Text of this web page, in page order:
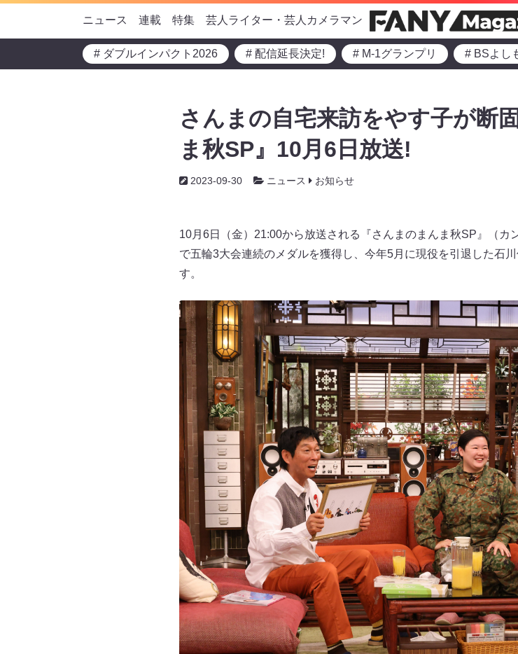
ニュース 連載 特集 芸人ライター・芸人カメラマン
# ダブルインパクト2026 # 配信延長決定! # M-1グランプリ # BSよし
さんまの自宅来訪をやす子が断
ま秋SP』10月6日放送!
2023-09-30 ニュース お知らせ
10月6日（金）21:00から放送される『さんまのまんま秋SP』（カ
で五輪3大会連続のメダルを獲得し、今年5月に現役を引退した石
す。